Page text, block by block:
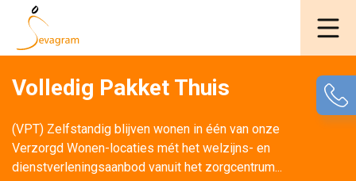
Volledig Pakket Thuis
(VPT) Zelfstandig blijven wonen in één van onze
Verzorgd Wonen-locaties mét het welzijns- en
dienstverleningsaanbod vanuit het zorgcentrum...